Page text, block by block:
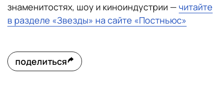
знаменитостях, шоу и киноиндустрии — читайте
в разделе «Звезды» на сайте «Постньюс»
поделиться